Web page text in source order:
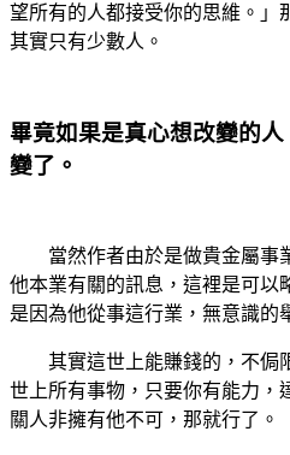
望所有的人都接受你的思維。」
其實只有少數人。
畢竟如果是真心想改變的
變了。
當然作者由於是做貴金屬事
他本業有關的訊息，這裡是可以
是因為他從事這行業，無意識的
其實這世上能賺錢的，不侷
世上所有事物，只要你有能力，
關人非擁有他不可，那就行了。